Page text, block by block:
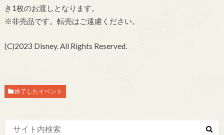
き1枚のお渡しとなります。
※非売品です。転売はご遠慮ください。
(C)2023 Disney. All Rights Reserved.
終了したイベント